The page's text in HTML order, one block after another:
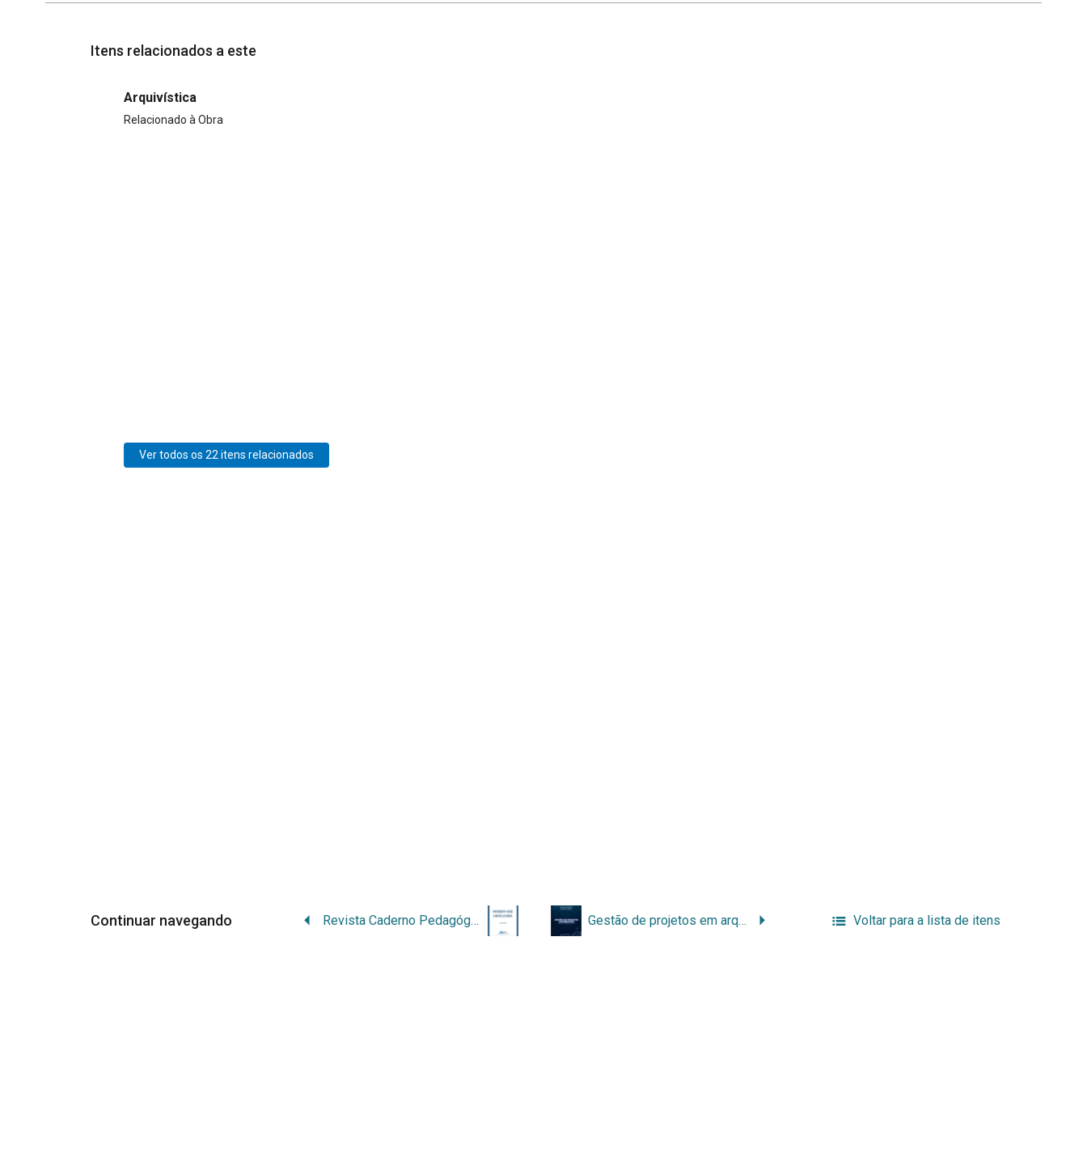
Itens relacionados a este
Arquivística
Relacionado à Obra
Ver todos os 22 itens relacionados
Continuar navegando Revista Caderno Pedagógico Gestão de projetos em arquivos – Uma nova forma de pensar Voltar para a lista de itens